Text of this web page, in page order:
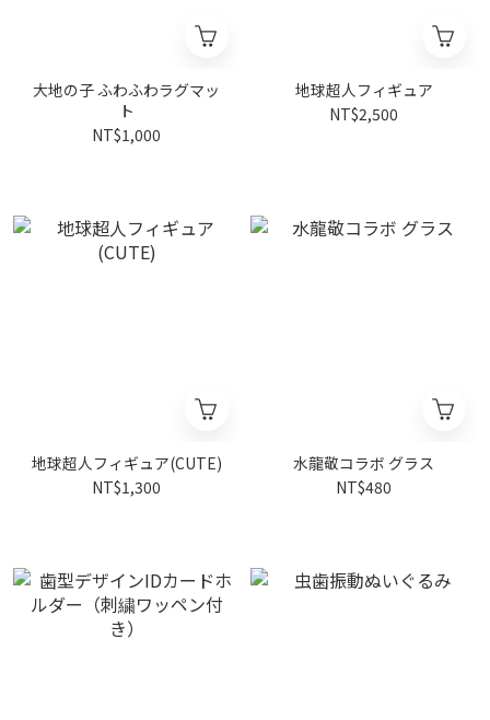
大地の子 ふわふわラグマッ
ト
NT$1,000
地球超人フィギュア
NT$2,500
地球超人フィギュア(CUTE)
NT$1,300
水龍敬コラボ グラス
NT$480